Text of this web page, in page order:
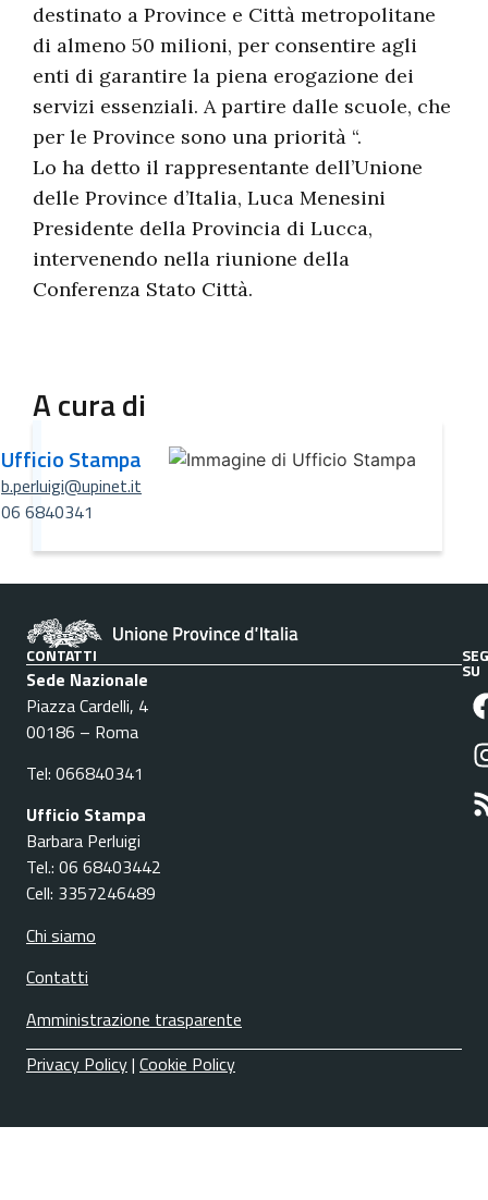
destinato a Province e Città metropolitane
di almeno 50 milioni, per consentire agli
enti di garantire la piena erogazione dei
servizi essenziali. A partire dalle scuole, che
per le Province sono una priorità “.
Lo ha detto il rappresentante dell’Unione
delle Province d’Italia, Luca Menesini
Presidente della Provincia di Lucca,
intervenendo nella riunione della
Conferenza Stato Città.
A cura di
Ufficio Stampa
b.perluigi@upinet.it
06 6840341
CONTATTI
Sede Nazionale
Piazza Cardelli, 4
00186 – Roma
Tel: 066840341
Ufficio Stampa
Barbara Perluigi
Tel.: 06 68403442
Cell: 3357246489
Chi siamo
Contatti
Amministrazione trasparente
SU
Privacy Policy| Cookie Policy